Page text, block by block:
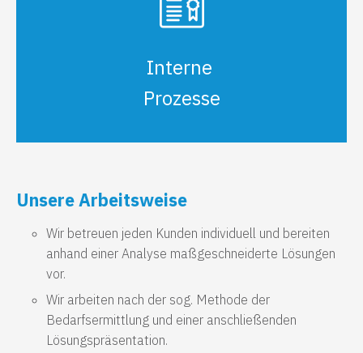
Interne
Prozesse
Unsere Arbeitsweise
Wir betreuen jeden Kunden individuell und bereiten
anhand einer Analyse maßgeschneiderte Lösungen
vor.
Wir arbeiten nach der sog. Methode der
Bedarfsermittlung und einer anschließenden
Lösungspräsentation.